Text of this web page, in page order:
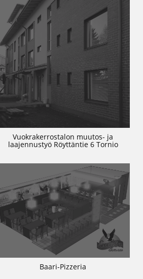
Vuokrakerrostalon muutos- ja
laajennustyö Röyttäntie 6 Tornio
Baari-Pizzeria